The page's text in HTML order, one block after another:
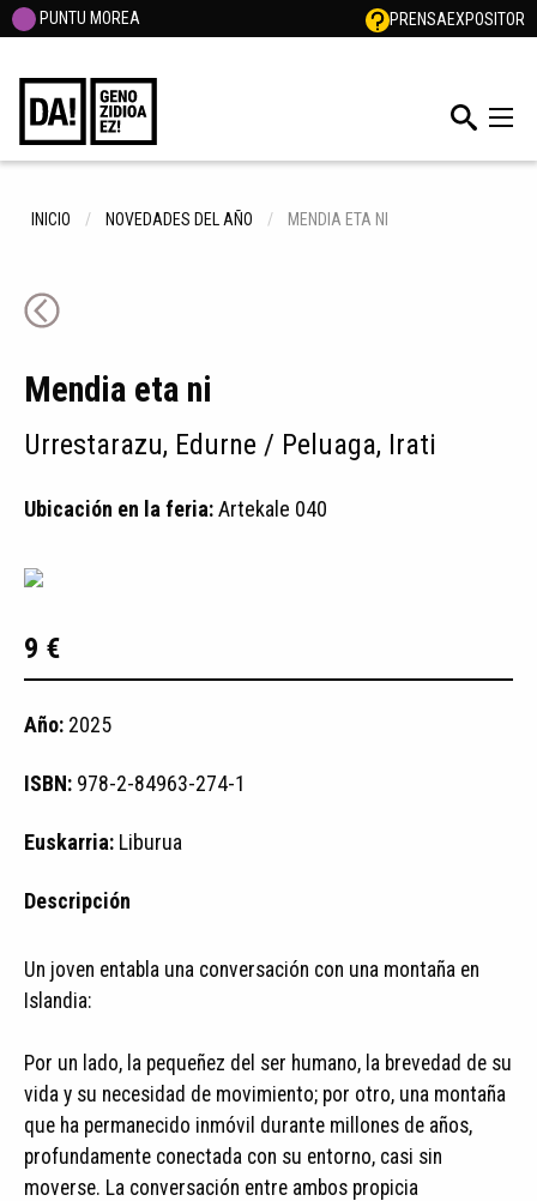
PUNTU MOREA PRENSAEXPOSITOR
INICIO NOVEDADES DEL AÑO MENDIA ETA NI
Mendia eta ni
Urrestarazu, Edurne / Peluaga, Irati
Ubicación en la feria:Artekale 040
9 €
Año: 2025
ISBN: 978-2-84963-274-1
Euskarria: Liburua
Descripción
Un joven entabla una conversación con una montaña en
Islandia:
Por un lado, la pequeñez del ser humano, la brevedad de su
vida y su necesidad de movimiento; por otro, una montaña
que ha permanecido inmóvil durante millones de años,
profundamente conectada con su entorno, casi sin
moverse. La conversación entre ambos propicia